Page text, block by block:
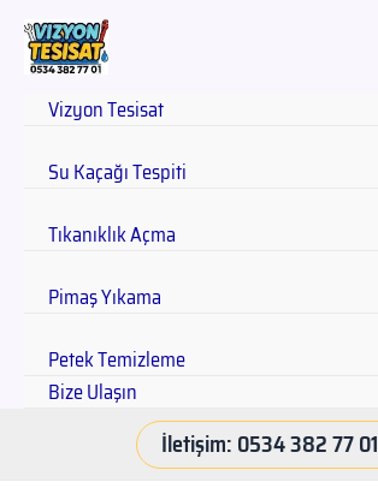
Vizyon Tesisat
Su Kaçağı Tespiti
Tıkanıklık Açma
Pimaş Yıkama
Petek Temizleme
Bize Ulaşın
İletişim: 0534 382 77 01